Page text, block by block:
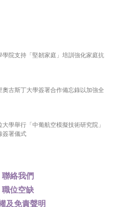
聯絡我們
職位空缺
及免責聲明
學院支持「堅韌家庭」培訓強化家庭抗
奧古斯丁大學簽署合作備忘錄以加強全
學舉行「中葡航空模擬技術研究院」
簽署儀式